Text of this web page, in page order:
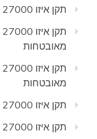
תקן איזו 27000 מימוש אמצעים למניעת הזרקת SQL
מאובטחות
מאובטחות
תקן איזו 27000 אבטחת מערכות הצבעה מקוונות